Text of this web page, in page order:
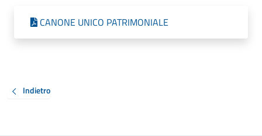
CANONE UNICO PATRIMONIALE
Indietro